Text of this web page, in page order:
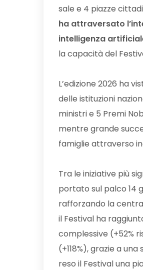
sale e 4 piazze
ha attraversato
intelligenza
la capacità del
L’edizione 2026 ha
delle istituzioni
ministri e 5 Premi
mentre grande
famiglie attraverso
Tra le iniziative più
portato sul palco 14
rafforzando la
il Festival ha
complessive (+52%
(+118%), grazie a
reso il Festival una